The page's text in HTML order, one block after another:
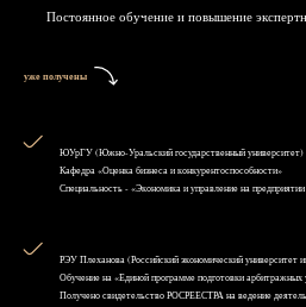
Постоянное обучение и повышение
уже получены
ЮУрГУ (Южно-Уральский государственный университет)
Кафедра «Оценка бизнеса и конкурентоспособности»
Специальность - «Экономика и управление на
РЭУ Плеханова (Российский экономический университет
Обучение на «Единой программе подготовки
Получено свидетельство РОСРЕЕСТРА на ведение